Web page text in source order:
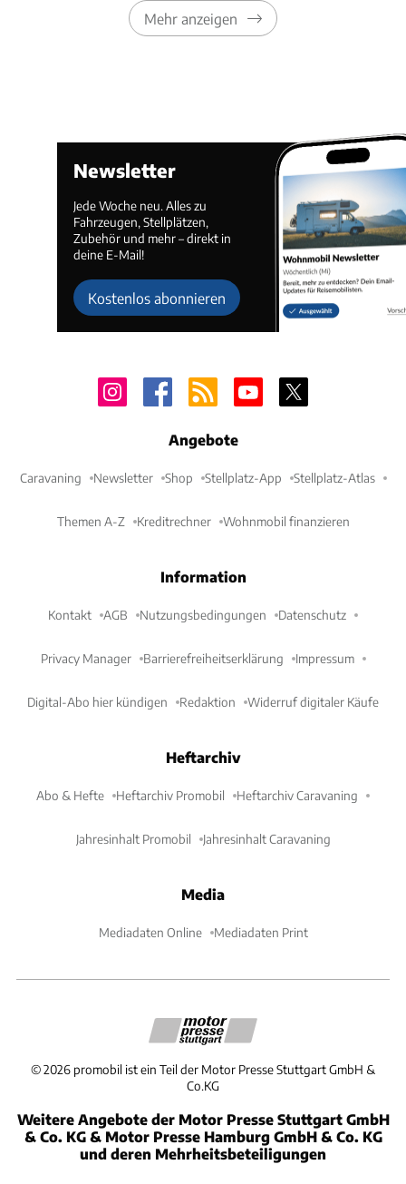
Mehr anzeigen
Newsletter
Jede Woche neu. Alles zu
Fahrzeugen, Stellplätzen,
Zubehör und mehr – direkt in
deine E-Mail!
Kostenlos abonnieren
Angebote
Caravaning Newsletter Shop Stellplatz-App Stellplatz-Atlas
Themen A-Z Kreditrechner Wohnmobil finanzieren
Information
Kontakt AGB Nutzungsbedingungen Datenschutz
Privacy Manager Barrierefreiheitserklärung Impressum
Digital-Abo hier kündigen Redaktion Widerruf digitaler Käufe
Heftarchiv
Abo & Hefte Heftarchiv Promobil Heftarchiv Caravaning
Jahresinhalt Promobil Jahresinhalt Caravaning
Media
Mediadaten Online Mediadaten Print
©2026 promobil ist ein Teil der Motor Presse Stuttgart GmbH &
Co.KG
Weitere Angebote der Motor Presse Stuttgart GmbH
& Co. KG & Motor Presse Hamburg GmbH & Co. KG
und deren Mehrheitsbeteiligungen